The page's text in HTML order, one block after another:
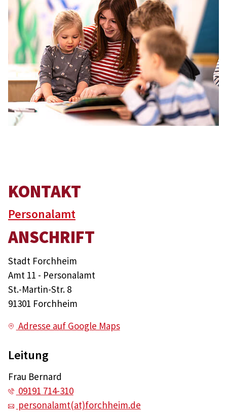
KONTAKT
Personalamt
ANSCHRIFT
Stadt Forchheim
Amt 11 - Personalamt
St.-Martin-Str. 8
91301 Forchheim
Adresse auf Google Maps
Leitung
Frau Bernard
09191 714-310
personalamt(at)forchheim.de